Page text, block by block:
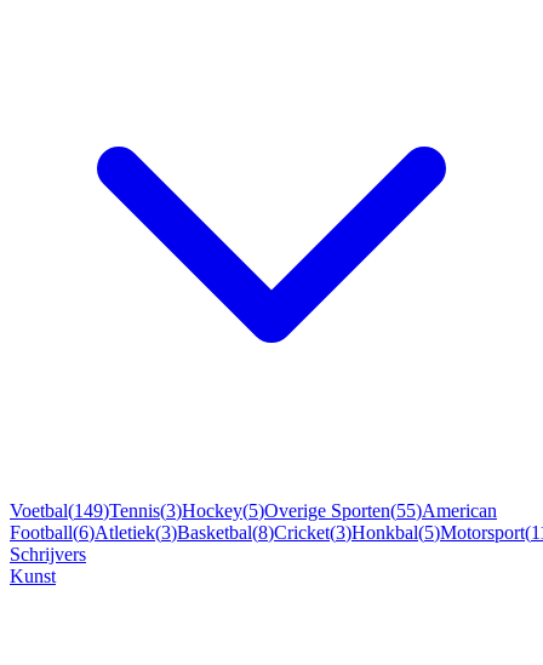
Voetbal(149)Tennis(3)Hockey(5)Overige Sporten(55)American
Football(6)Atletiek(3)Basketbal(8)Cricket(3)Honkbal(5)Motorsport(
Schrijvers
Kunst